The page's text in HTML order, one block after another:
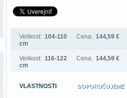
Velikost: 104-110
cm
Cena: 144,59 €
Velikost: 116-122
cm
Cena: 144,59 €
VLASTNOSTI DOPORUČUJEME